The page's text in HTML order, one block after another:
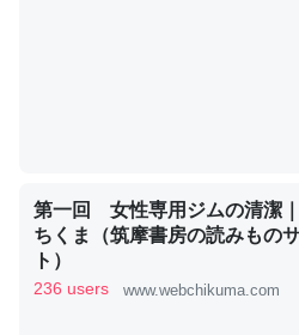
利だから両方が拮抗してるので
いる鋏角類（カブトガニ・ウミ
ずキチンを強化してる筈だが、
─ニュース :: 【研究発表】昆虫学の大
これを元に考えるとカルシウム
類は苦労してるんだな…。腹足
第一回 女性専用ジムの清潔
ちくま（筑摩書房の読みもの
ト）
236 users www.webchikuma.com